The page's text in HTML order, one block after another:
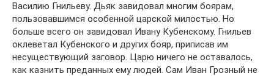
Василию Гнильеву. Дьяк завидовал многим боярам,
пользовавшимся особенной царской милостью. Но
больше всего он завидовал Ивану Кубенскому. Гнильев
оклеветал Кубенского и других бояр, приписав им
несуществующий заговор. Царю ничего не оставалось,
как казнить преданных ему людей. Сам Иван Грозный не